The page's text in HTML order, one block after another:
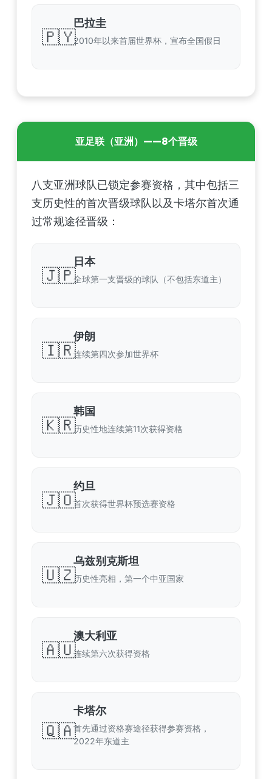
🇵🇾
巴拉圭
2010年以来首届世界杯，宣布全国假日
亚足联（亚洲）——8个晋级
八支亚洲球队已锁定参赛资格，其中包括三
支历史性的首次晋级球队以及卡塔尔首次通
过常规途径晋级：
🇯🇵
日本
全球第一支晋级的球队（不包括东道主）
🇮🇷
伊朗
连续第四次参加世界杯
🇰🇷
韩国
历史性地连续第11次获得资格
🇯🇴
约旦
首次获得世界杯预选赛资格
🇺🇿
乌兹别克斯坦
历史性亮相，第一个中亚国家
🇦🇺
澳大利亚
连续第六次获得资格
🇶🇦
卡塔尔
首先通过资格赛途径获得参赛资格，
2022年东道主